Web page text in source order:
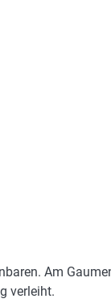
Am
verleiht.